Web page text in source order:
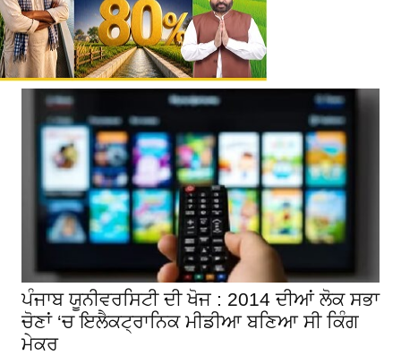
ਪੰਜਾਬ ਯੂਨੀਵਰਸਿਟੀ ਦੀ ਖੋਜ : 2014 ਦੀਆਂ ਲੋਕ ਸਭਾ
ਚੋਣਾਂ ‘ਚ ਇਲੈਕਟ੍ਰਾਨਿਕ ਮੀਡੀਆ ਬਣਿਆ ਸੀ ਕਿੰਗ
ਮੇਕਰ